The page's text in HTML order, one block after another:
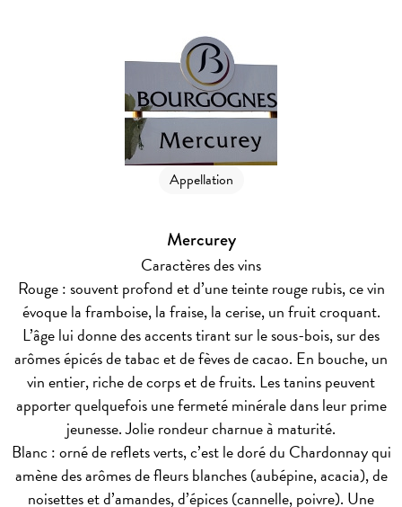
Appellation
Mercurey
Caractères des vins
Rouge : souvent profond et d’une teinte rouge rubis, ce vin
évoque la framboise, la fraise, la cerise, un fruit croquant.
L’âge lui donne des accents tirant sur le sous-bois, sur des
arômes épicés de tabac et de fèves de cacao. En bouche, un
vin entier, riche de corps et de fruits. Les tanins peuvent
apporter quelquefois une fermeté minérale dans leur prime
jeunesse. Jolie rondeur charnue à maturité.
Blanc : orné de reflets verts, c’est le doré du Chardonnay qui
amène des arômes de fleurs blanches (aubépine, acacia), de
noisettes et d’amandes, d’épices (cannelle, poivre). Une